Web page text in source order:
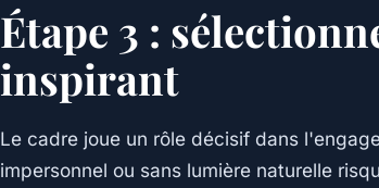
Étape 3 :
inspirant
Le cadre joue un rôle décisif dans
impersonnel ou sans lumière naturelle